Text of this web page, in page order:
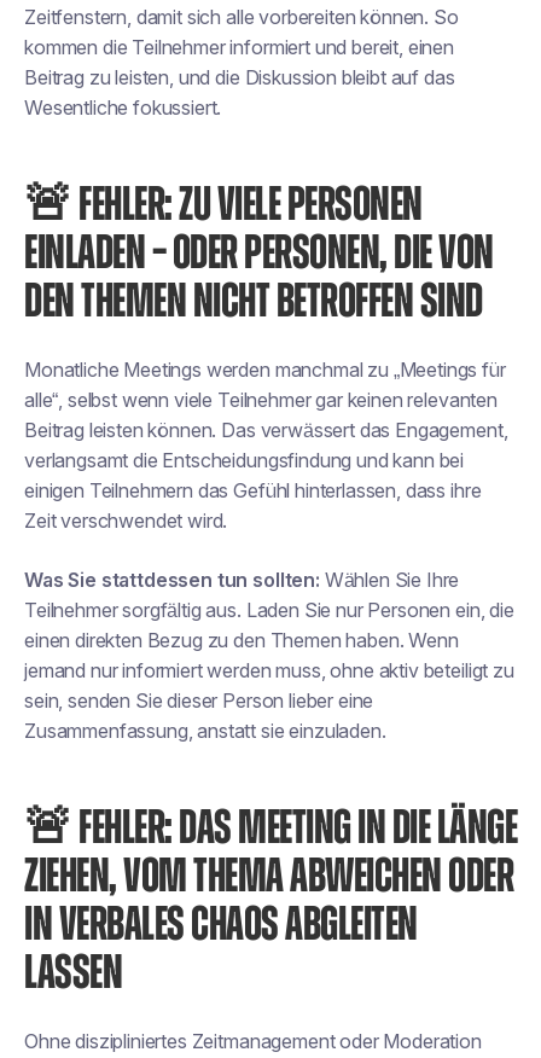
Zeitfenstern, damit sich alle vorbereiten können. So
kommen die Teilnehmer informiert und bereit, einen
Beitrag zu leisten, und die Diskussion bleibt auf das
Wesentliche fokussiert.
🚨 FEHLER: ZU VIELE PERSONEN
EINLADEN – ODER PERSONEN, DIE VON
DEN THEMEN NICHT BETROFFEN SIND
Monatliche Meetings werden manchmal zu „Meetings für
alle“, selbst wenn viele Teilnehmer gar keinen relevanten
Beitrag leisten können. Das verwässert das Engagement,
verlangsamt die Entscheidungsfindung und kann bei
einigen Teilnehmern das Gefühl hinterlassen, dass ihre
Zeit verschwendet wird.
Was Sie stattdessen tun sollten: Wählen Sie Ihre
Teilnehmer sorgfältig aus. Laden Sie nur Personen ein, die
einen direkten Bezug zu den Themen haben. Wenn
jemand nur informiert werden muss, ohne aktiv beteiligt zu
sein, senden Sie dieser Person lieber eine
Zusammenfassung, anstatt sie einzuladen.
🚨 FEHLER: DAS MEETING IN DIE LÄNGE
ZIEHEN, VOM THEMA ABWEICHEN ODER
IN VERBALES CHAOS ABGLEITEN
LASSEN
Ohne diszipliniertes Zeitmanagement oder Moderation